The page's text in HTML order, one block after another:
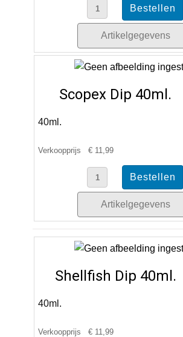
Artikelgegevens
Scopex Dip 40ml.
40ml.
Verkoopprijs € 11,99
Artikelgegevens
Shellfish Dip 40ml.
40ml.
Verkoopprijs € 11,99